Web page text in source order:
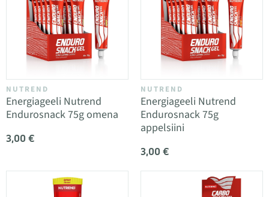
NUTREND
Energiageeli Nutrend
Endurosnack 75g omena
3,00 €
NUTREND
Energiageeli Nutrend
Endurosnack 75g
appelsiini
3,00 €